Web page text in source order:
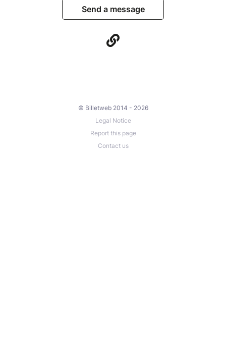
Send a message
© Billetweb 2014 - 2026
Legal Notice
Report this page
Contact us